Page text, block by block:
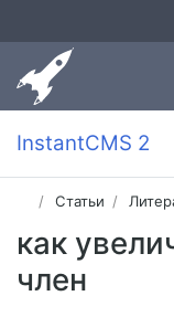
InstantCMS 2
Статьи
как
член